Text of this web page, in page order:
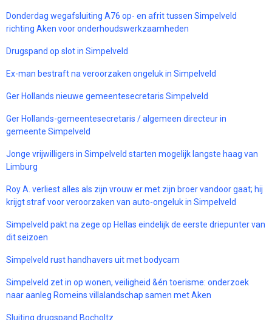
Donderdag wegafsluiting A76 op- en afrit tussen Simpelveld
richting Aken voor onderhoudswerkzaamheden
Drugspand op slot in Simpelveld
Ex-man bestraft na veroorzaken ongeluk in Simpelveld
Ger Hollands nieuwe gemeentesecretaris Simpelveld
Ger Hollands-gemeentesecretaris / algemeen directeur in
gemeente Simpelveld
Jonge vrijwilligers in Simpelveld starten mogelijk langste haag van
Limburg
Roy A. verliest alles als zijn vrouw er met zijn broer vandoor gaat; hij
krijgt straf voor veroorzaken van auto-ongeluk in Simpelveld
Simpelveld pakt na zege op Hellas eindelijk de eerste driepunter van
dit seizoen
Simpelveld rust handhavers uit met bodycam
Simpelveld zet in op wonen, veiligheid &én toerisme: onderzoek
naar aanleg Romeins villalandschap samen met Aken
Sluiting drugspand Bocholtz